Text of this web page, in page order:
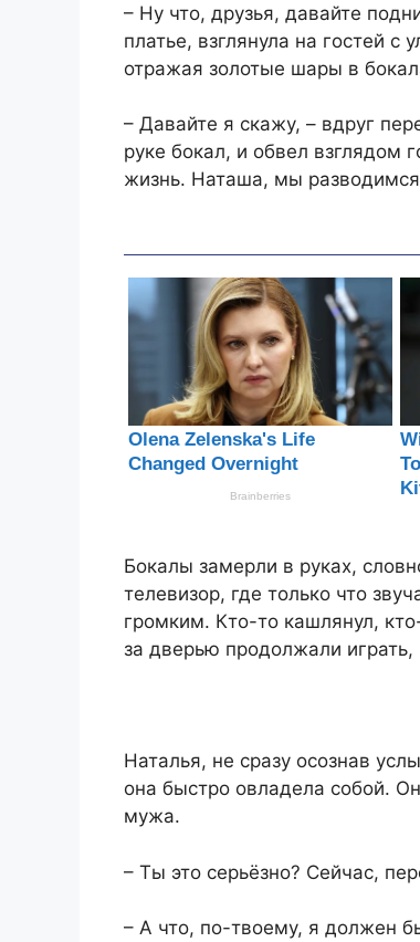
– Ну что, друзья, давайте
платье, взглянула на гостей с
отражая золотые шары в
– Давайте я скажу, – вдруг
руке бокал, и обвел взглядом
жизнь. Наташа, мы
Бокалы замерли в руках,
телевизор, где только что
громким. Кто-то кашлянул,
за дверью продолжали
Наталья, не сразу осознав
она быстро овладела собой.
мужа.
– Ты это серьёзно? Сейчас,
– А что, по-твоему, я должен